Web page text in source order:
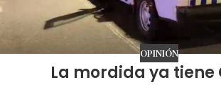
OPINIÓN
La mordida ya tiene